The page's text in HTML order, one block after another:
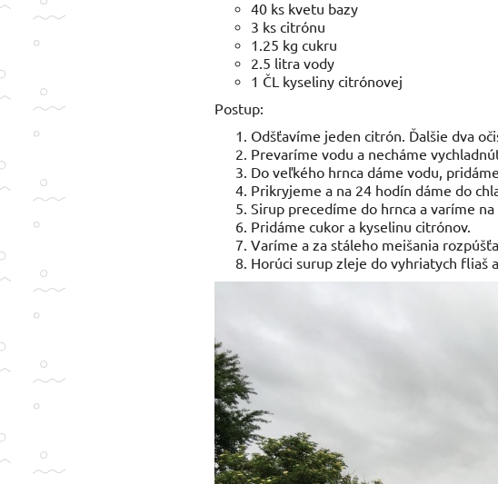
40 ks kvetu bazy
3 ks citrónu
1.25 kg cukru
2.5 litra vody
1 ČL kyseliny citrónovej
Postup:
Odšťavíme jeden citrón. Ďalšie dva
Prevaríme vodu a necháme
Do veľkého hrnca dáme vodu,
Prikryjeme a na 24 hodín dáme do
Sirup precedíme do hrnca a varíme
Pridáme cukor a kyselinu citrónov.
Varíme a za stáleho meišania
Horúci surup zleje do vyhriatych fliaš